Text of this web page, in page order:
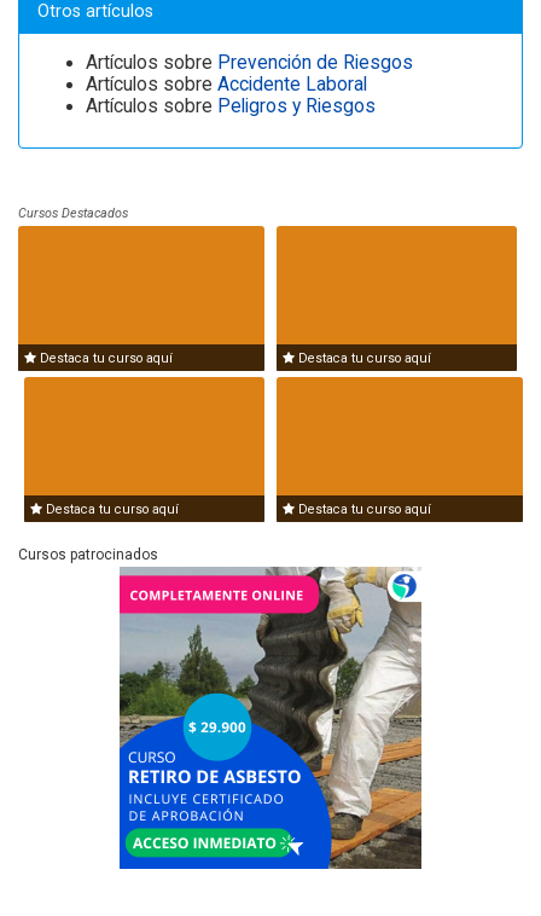
Otros artículos
Artículos sobre Prevención de Riesgos
Artículos sobre Accidente Laboral
Artículos sobre Peligros y Riesgos
Cursos Destacados
Destaca tu curso aquí Destaca tu curso aquí
Destaca tu curso aquí Destaca tu curso aquí
Cursos patrocinados